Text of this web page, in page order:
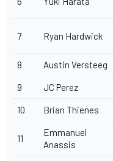
7 Ryan Hardwick
8 Austin Versteeg
9 JC Perez
10 Brian Thienes
11
Emmanuel
Anassis